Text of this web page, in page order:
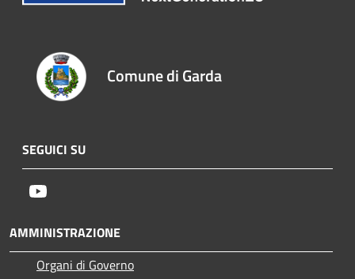
Comune di Garda
SEGUICI SU
AMMINISTRAZIONE
Organi di Governo